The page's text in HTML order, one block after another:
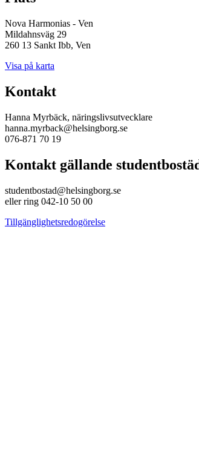
Nova Harmonias - Ven
Mildahnsväg 29
260 13 Sankt Ibb, Ven
Visa på karta
Kontakt
Hanna Myrbäck, näringslivsutvecklare
hanna.myrback@helsingborg.se
076-871 70 19
Kontakt gällande
studentbostad@helsingborg.se
eller ring 042-10 50 00
Tillgänglighetsredogörelse